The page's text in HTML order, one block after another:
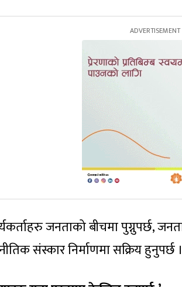
जनताको बीचमा पुग्नुपर्छ,
संस्कार निर्माणमा सक्रिय हुनुपर्छ